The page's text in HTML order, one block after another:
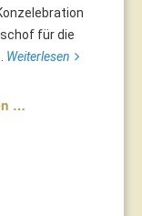
für die
Weiterlesen
…